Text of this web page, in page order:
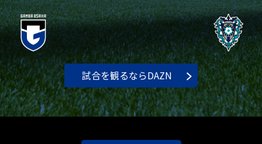
試合を観るならDAZN